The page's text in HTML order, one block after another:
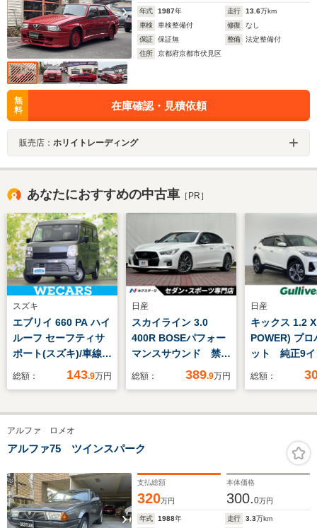
年式 1987年 走行 13.6万km
車検
車検整備付 修復
なし
保証
保証無 整備
法定整備付
住所
京都府京都市伏見区
無
料
在庫確認・見積依頼
販売店： ホリイトレーディング
あなたにおすすめの中古車 ［PR］
スズキ
エブリイ 660 PA ハイ
ルーフ セーフティサ
ポート(スズキ)/車線逸
脱防止支援システム/
リングストップ/禁煙
車/パワーウインドウ/
キーレスエントリー/
オートライト
総額： 143.9万円
日産
スカイライン 3.0
400R BOSEパフォー
マンスサウンド 禁煙
車 405馬力 ツイン
ンチAW レッドブレ
位運転支援システム
ッド ETC
総額： 389.9万円
日産
キックス 1.2
POWER) プロ
ット 純正9イ
ビ アラウン
レザーシート
滑り防止措
17インチアル
ール LEDヘ
総額：
アルファ ロメオ
アルファ75 ツインスパーク
支払総額
320万円
本体価格
300.0万円
年式 1988年 走行 3.3万km